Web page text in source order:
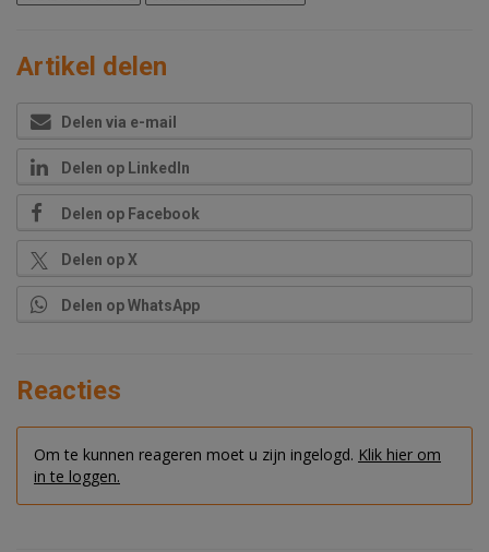
Artikel delen
Delen via e-mail
Delen op LinkedIn
Delen op Facebook
Delen op X
Delen op WhatsApp
Reacties
Om te kunnen reageren moet u zijn ingelogd. Klik hier om
in te loggen.